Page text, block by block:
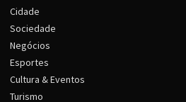
Cidade
Sociedade
Negócios
Esportes
Cultura & Eventos
Turismo